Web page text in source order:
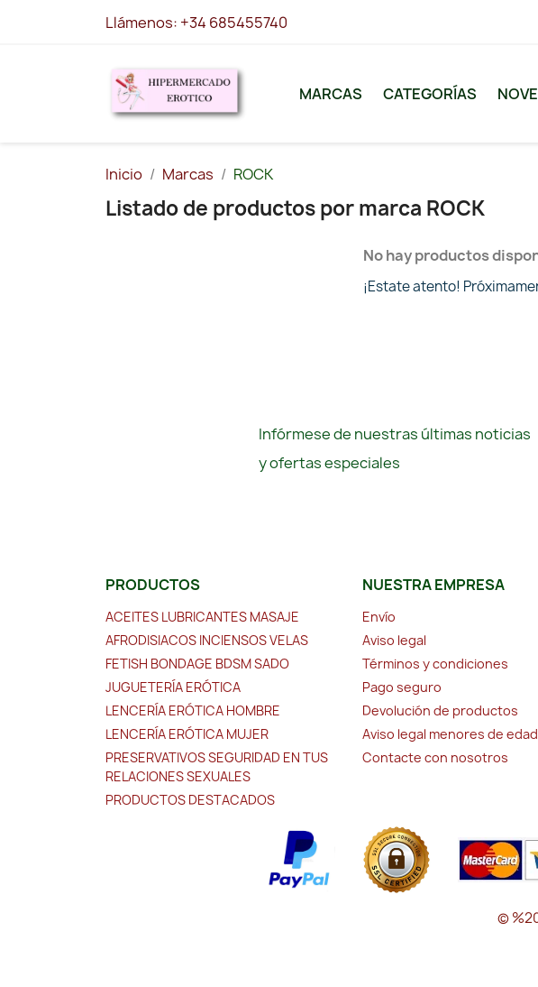
Llámenos: +34 685455740
MARCAS CATEGORÍAS
Inicio Marcas ROCK
Listado de productos por marca ROCK
No hay productos
¡Estate atento!
Infórmese de nuestras últimas noticias
y ofertas especiales
PRODUCTOS
ACEITES LUBRICANTES MASAJE
AFRODISIACOS INCIENSOS VELAS
FETISH BONDAGE BDSM SADO
JUGUETERÍA ERÓTICA
LENCERÍA ERÓTICA HOMBRE
LENCERÍA ERÓTICA MUJER
PRESERVATIVOS SEGURIDAD EN TUS
RELACIONES SEXUALES
PRODUCTOS DESTACADOS
NUESTRA EMPRESA
Envío
Aviso legal
Términos y condiciones
Pago seguro
Devolución de productos
Aviso legal menores de edad
Contacte con nosotros
©